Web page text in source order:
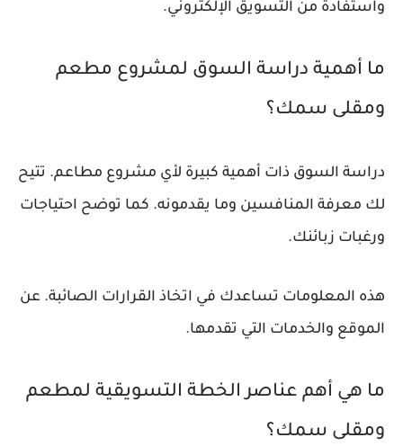
واستفادة من التسويق الإلكتروني.
ما أهمية دراسة السوق لمشروع مطعم
ومقلى سمك؟
دراسة السوق ذات أهمية كبيرة لأي مشروع مطاعم. تتيح
لك معرفة المنافسين وما يقدمونه. كما توضح احتياجات
ورغبات زبائنك.
هذه المعلومات تساعدك في اتخاذ القرارات الصائبة. عن
الموقع والخدمات التي تقدمها.
ما هي أهم عناصر الخطة التسويقية لمطعم
ومقلى سمك؟